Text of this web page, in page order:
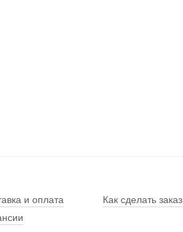
и оплата Как сделать заказ